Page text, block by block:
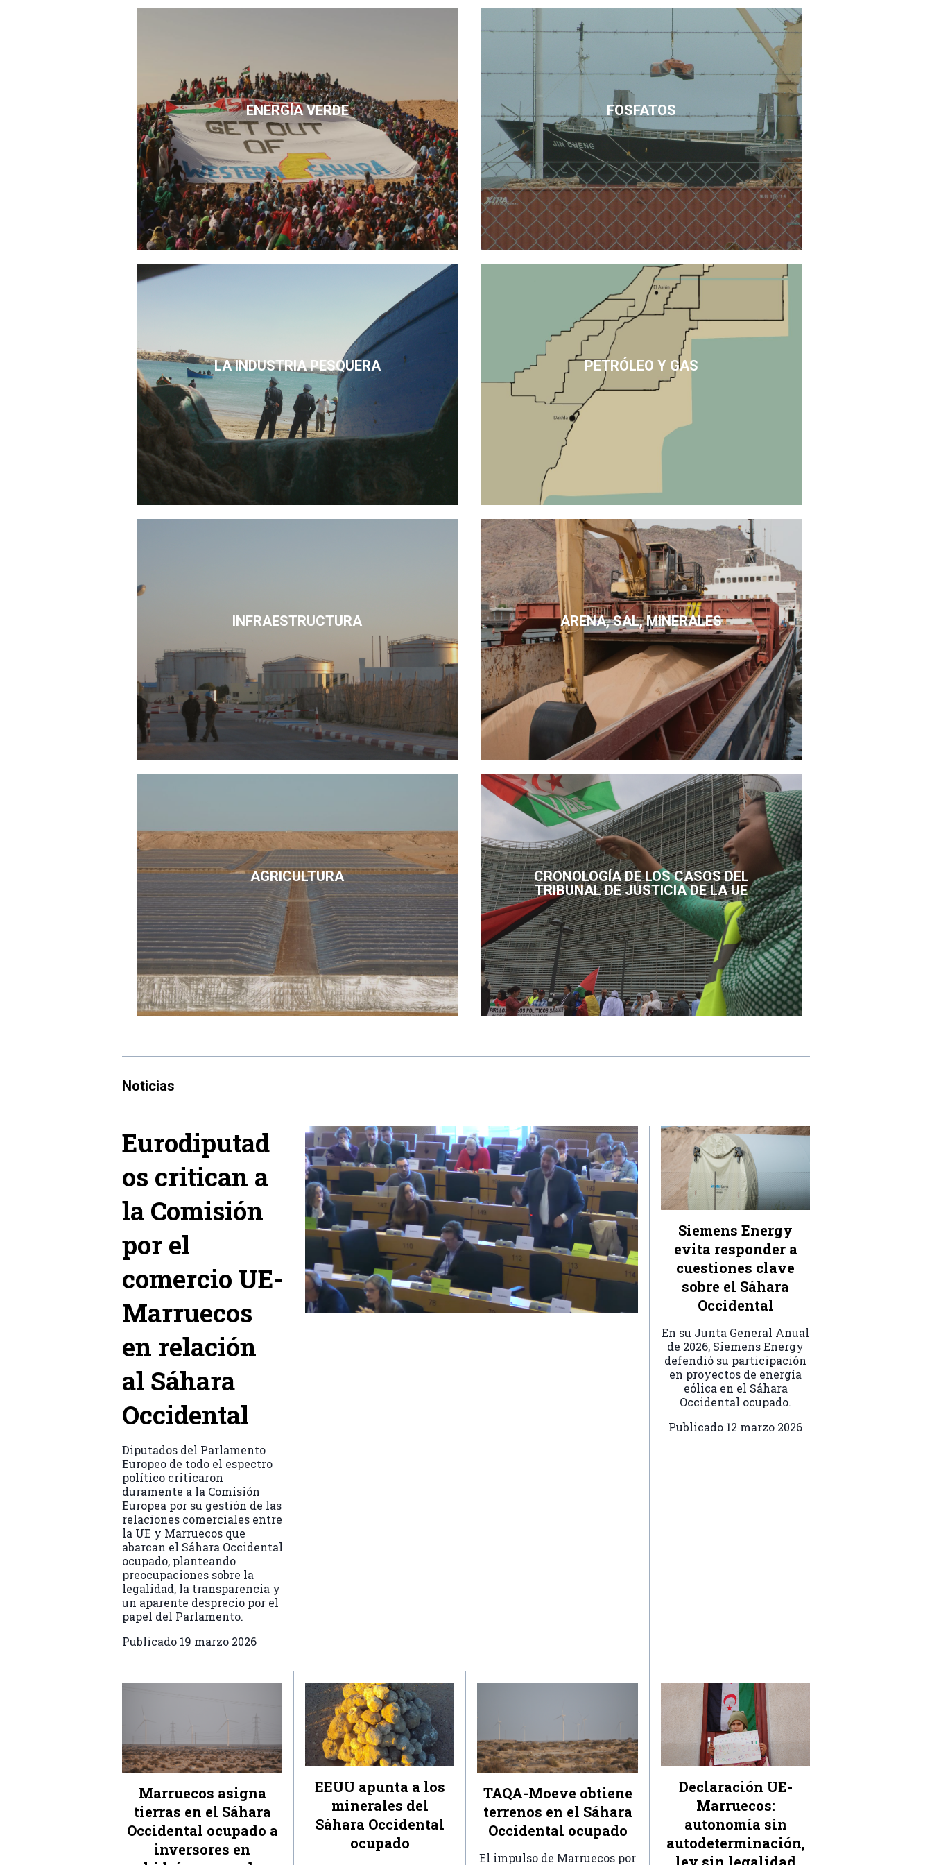
ENERGÍA VERDE FOSFATOS
LA INDUSTRIA PESQUERA PETRÓLEO Y GAS
INFRAESTRUCTURA ARENA, SAL, MINERALES
AGRICULTURA
CRONOLOGÍA DE LOS CASOS DEL
TRIBUNAL DE JUSTICIA DE LA UE
Noticias
Eurodiputad
os critican a
la Comisión
por el
comercio UE-
Marruecos
en relación
al Sáhara
Occidental
Diputados del Parlamento
Europeo de todo el espectro
político criticaron
duramente a la Comisión
Europea por su gestión de las
relaciones comerciales entre
la UE y Marruecos que
abarcan el Sáhara Occidental
ocupado, planteando
preocupaciones sobre la
legalidad, la transparencia y
un aparente desprecio por el
papel del Parlamento.
Publicado 19 marzo 2026
Siemens Energy
evita responder a
cuestiones clave
sobre el Sáhara
Occidental
En su Junta General Anual
de 2026, Siemens Energy
defendió su participación
en proyectos de energía
eólica en el Sáhara
Occidental ocupado.
Publicado 12 marzo 2026
Marruecos asigna
tierras en el Sáhara
Occidental ocupado a
inversores en
EEUU apunta a los
minerales del
Sáhara Occidental
ocupado
TAQA-Moeve obtiene
terrenos en el Sáhara
Occidental ocupado
El impulso de Marruecos por
Declaración UE-
Marruecos:
autonomía sin
autodeterminación,
ley sin legalidad